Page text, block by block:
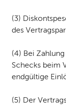
(3)
des
(4) Bei
Schecks beim
endgültige
(5) Der